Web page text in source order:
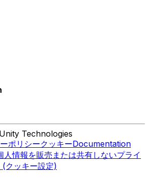
Technologies
ポリシークッキーDocumentation
人情報を販売または共有しないプライ
クッキー設定)